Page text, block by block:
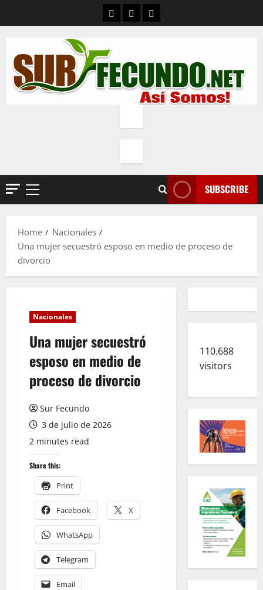
ContactoQuienes Somos
Política de privacidad
Primary
SUBSCRIBE
Home
Nacionales
Una mujer secuestró esposo en medio de proceso de
divorcio
Nacionales
Una mujer secuestró
esposo en medio de
proceso de divorcio
Sur Fecundo
3 de julio de 2026
2 minutes read
Share this:
Print
Facebook X
WhatsApp
Telegram
Email
110.688
visitors